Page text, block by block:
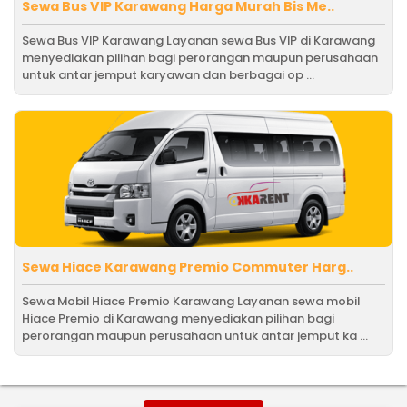
Sewa Bus VIP Karawang Harga Murah Bis Me..
Sewa Bus VIP Karawang Layanan sewa Bus VIP di Karawang
menyediakan pilihan bagi perorangan maupun perusahaan
untuk antar jemput karyawan dan berbagai op ...
Sewa Hiace Karawang Premio Commuter Harg..
Sewa Mobil Hiace Premio Karawang Layanan sewa mobil
Hiace Premio di Karawang menyediakan pilihan bagi
perorangan maupun perusahaan untuk antar jemput ka ...